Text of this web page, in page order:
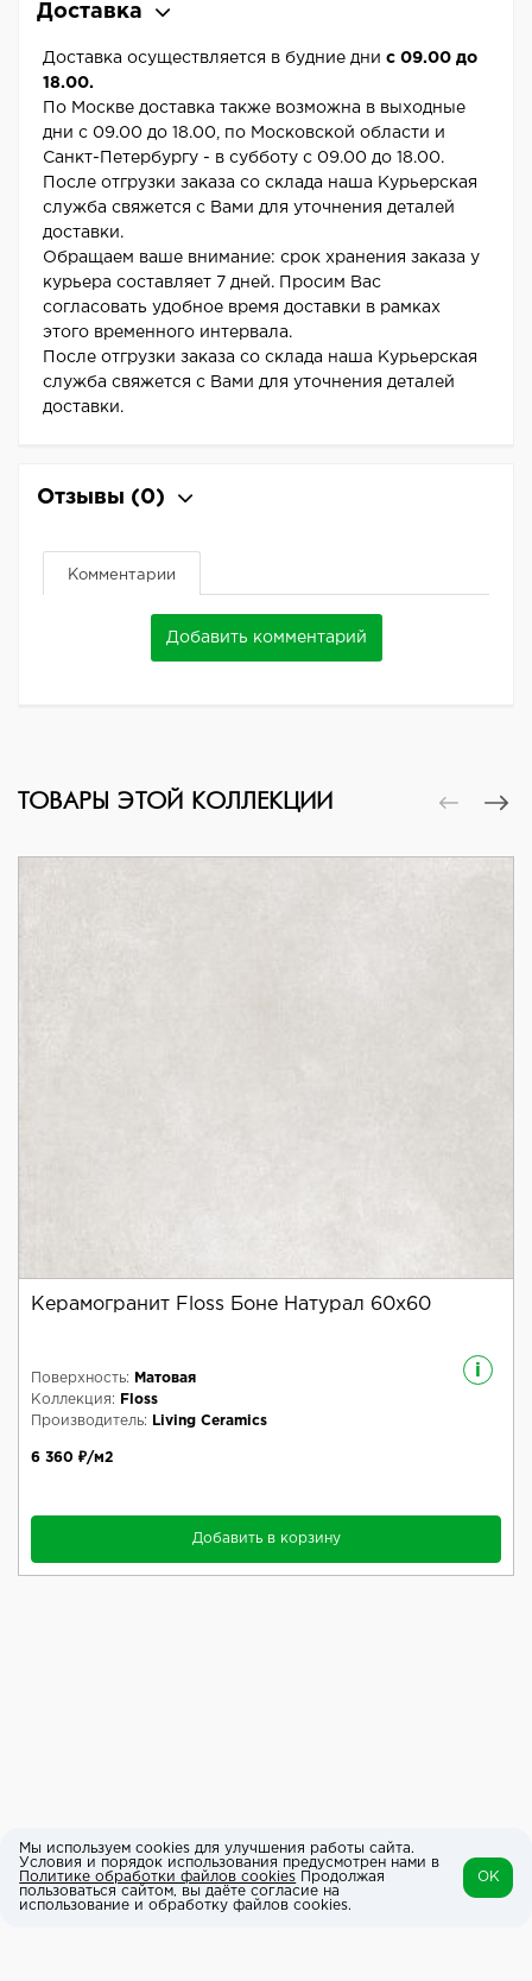
Доставка
Доставка осуществляется в будние дни с 09.00 до
18.00.
По Москве доставка также возможна в выходные
дни с 09.00 до 18.00, по Московской области и
Санкт-Петербургу - в субботу с 09.00 до 18.00.
После отгрузки заказа со склада наша Курьерская
служба свяжется с Вами для уточнения деталей
доставки.
Обращаем ваше внимание: срок хранения заказа у
курьера составляет 7 дней. Просим Вас
согласовать удобное время доставки в рамках
этого временного интервала.
После отгрузки заказа со склада наша Курьерская
служба свяжется с Вами для уточнения деталей
доставки.
Отзывы (0)
Комментарии
Добавить комментарий
ТОВАРЫ ЭТОЙ КОЛЛЕКЦИИ
Керамогранит Floss Боне Натурал 60x60
i
Поверхность:
Матовая
Коллекция:
Floss
Производитель:
Living Ceramics
6 360 ₽/м2
Добавить в корзину
Мы используем cookies для улучшения работы сайта.
Условия и порядок использования предусмотрен нами в
Политике обработки файлов cookies Продолжая
пользоваться сайтом, вы даёте согласие на
использование и обработку файлов cookies.
OK